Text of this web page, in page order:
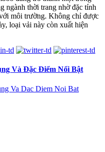
ngành thời trang nhờ đặc tính
môi trường. Không chỉ được
loại vải này còn xuất hiện
Và Đặc Điểm Nổi Bật